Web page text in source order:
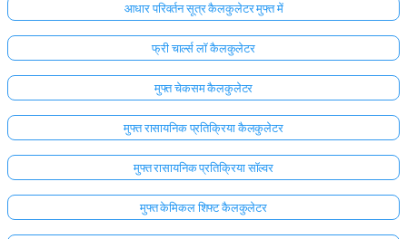
आधार परिवर्तन सूत्र कैलकुलेटर मुफ्त में
फ्री चार्ल्स लॉ कैलकुलेटर
मुफ्त चेकसम कैलकुलेटर
मुफ्त रासायनिक प्रतिक्रिया कैलकुलेटर
मुफ्त रासायनिक प्रतिक्रिया सॉल्वर
मुफ्त केमिकल शिफ्ट कैलकुलेटर